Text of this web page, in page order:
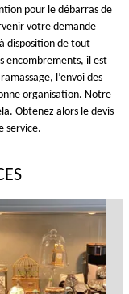
pour le débarras de
votre demande
disposition de tout
encombrements, il est
l’envoi des
organisation. Notre
Obtenez alors le devis
service.